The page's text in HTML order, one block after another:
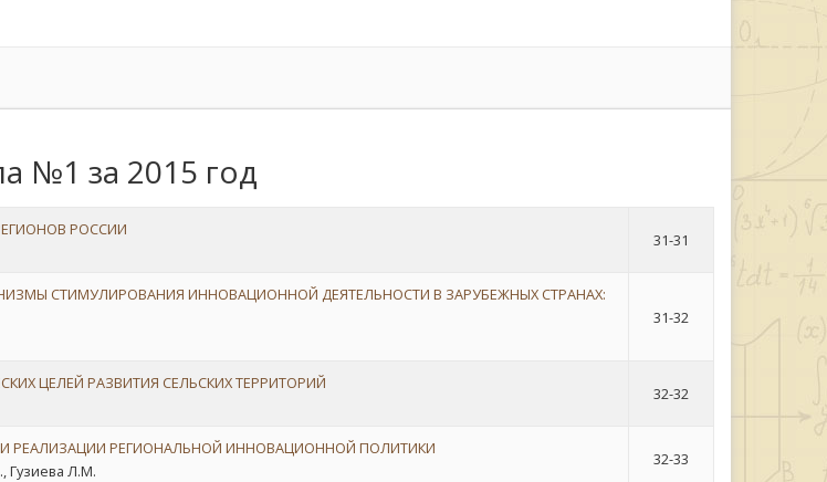
№1 за 2015 год
РОССИИ
31-31
СТИМУЛИРОВАНИЯ ИННОВАЦИОННОЙ ДЕЯТЕЛЬНОСТИ В ЗАРУБЕЖНЫХ СТРАНАХ:
31-32
ЦЕЛЕЙ РАЗВИТИЯ СЕЛЬСКИХ ТЕРРИТОРИЙ
32-32
РЕАЛИЗАЦИИ РЕГИОНАЛЬНОЙ ИННОВАЦИОННОЙ ПОЛИТИКИ
Гузиева Л.М.
32-33